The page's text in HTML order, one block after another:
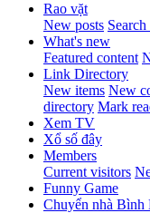
Rao vặt
New posts
What's new
Featured content
Link Directory
New items New
directory Mark
Xem TV
Xổ số đây
Members
Current visitors
Funny Game
Chuyển nhà Bình